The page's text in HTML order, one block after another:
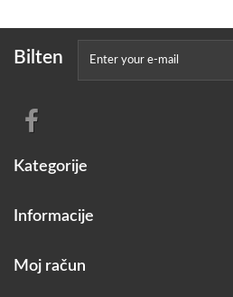
Bilten
Kategorije
Informacije
Moj račun